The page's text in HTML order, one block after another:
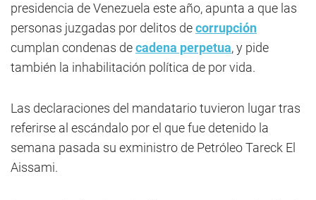
presidencia de Venezuela este año, apunta a que las
personas juzgadas por delitos decorrupción
cumplan condenas decadena perpetua, y pide
también la inhabilitación política de por vida.
Las declaraciones del mandatario tuvieron lugar tras
referirse al escándalo por el que fue detenido la
semana pasada su exministro de Petróleo Tareck El
Aissami.